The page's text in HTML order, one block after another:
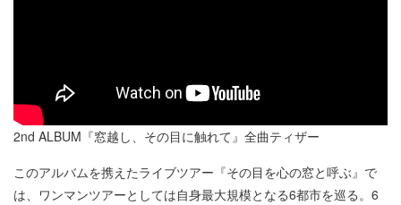
2nd ALBUM『窓越し、その目に触れて』全曲ティザー
このアルバムを携えたライブツアー『その目を心の窓と呼ぶ』で
は、ワンマンツアーとしては自身最大規模となる6都市を巡る。6